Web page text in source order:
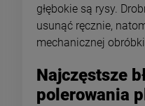
głębokie są rysy.
usunąć ręcznie,
mechanicznej
Najczęstsze
polerowania